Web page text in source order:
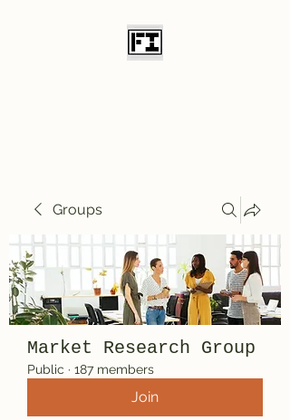
Groups
Market Research Group
Public · 187 members
Join